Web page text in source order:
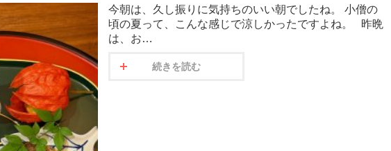
今朝は、久し振りに気持ちのいい朝でしたね。 小僧の
頃の夏って、こんな感じで涼しかったですよね。 昨晩
は、お…
続きを読む